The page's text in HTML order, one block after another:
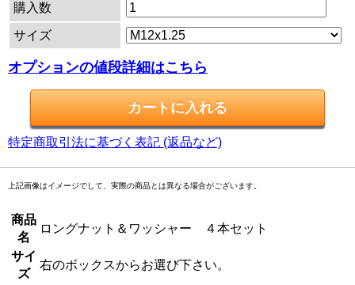
購入数
サイズ
オプションの値段詳細はこちら
特定商取引法に基づく表記 (返品など)
上記画像はイメージでして、実際の商品とは異なる場合がございます。
商品
名
ロングナット＆ワッシャー ４本セット
サイ
ズ
右のボックスからお選び下さい。